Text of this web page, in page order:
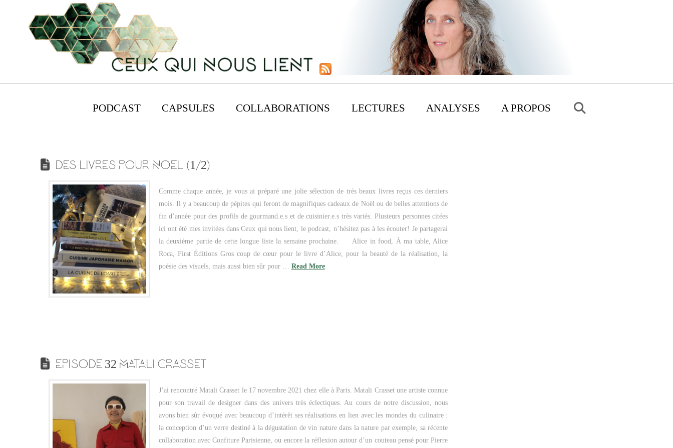
PODCAST CAPSULES COLLABORATIONS LECTURES ANALYSES A PROPOS
DES LIVRES POUR NOEL (1/2)
Comme chaque année, je vous ai préparé une jolie sélection de très beaux livres reçus ces derniers
mois. Il y a beaucoup de pépites qui feront de magnifiques cadeaux de Noël ou de belles attentions de
fin d’année pour des profils de gourmand.e.s et de cuisinier.e.s très variés. Plusieurs personnes citées
ici ont été mes invitées dans Ceux qui nous lient, le podcast, n’hésitez pas à les écouter! Je partagerai
la deuxième partie de cette longue liste la semaine prochaine. Alice in food, À ma table, Alice
Roca, First Éditions Gros coup de cœur pour le livre d’Alice, pour la beauté de la réalisation, la
poésie des visuels, mais aussi bien sûr pour … Read More
EPISODE 32 MATALI CRASSET
J’ai rencontré Matali Crasset le 17 novembre 2021 chez elle à Paris. Matali Crasset une artiste connue
pour son travail de designer dans des univers très éclectiques. Au cours de notre discussion, nous
avons bien sûr évoqué avec beaucoup d’intérêt ses réalisations en lien avec les mondes du culinaire :
la conception d’un verre destiné à la dégustation de vin nature dans la nature par exemple, sa récente
collaboration avec Confiture Parisienne, ou encore la réflexion autour d’un couteau pensé pour Pierre